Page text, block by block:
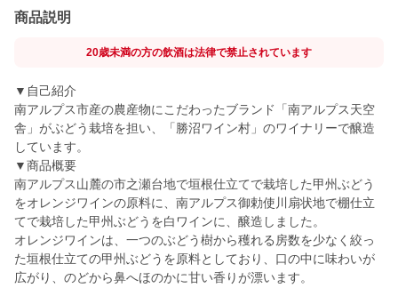
商品説明
20歳未満の方の飲酒は法律で禁止されています
▼自己紹介
南アルプス市産の農産物にこだわったブランド「南アルプス天空
舎」がぶどう栽培を担い、「勝沼ワイン村」のワイナリーで醸造
しています。
▼商品概要
南アルプス山麓の市之瀬台地で垣根仕立てで栽培した甲州ぶどう
をオレンジワインの原料に、南アルプス御勅使川扇状地で棚仕立
てで栽培した甲州ぶどうを白ワインに、醸造しました。
オレンジワインは、一つのぶどう樹から穫れる房数を少なく絞っ
た垣根仕立ての甲州ぶどうを原料としており、口の中に味わいが
広がり、のどから鼻へほのかに甘い香りが漂います。